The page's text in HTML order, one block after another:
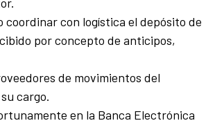
coordinar con logística el depósito de
por concepto de anticipos,
de movimientos del
cargo.
en la Banca Electrónica